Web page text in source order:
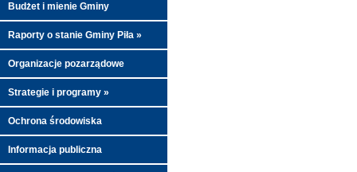
Budżet i mienie Gminy
Raporty o stanie Gminy Piła »
Organizacje pozarządowe
Strategie i programy »
Ochrona środowiska
Informacja publiczna